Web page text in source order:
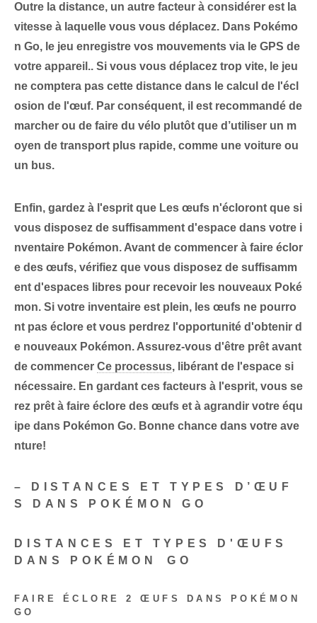
Outre la distance, un autre facteur à considérer est la
vitesse à laquelle vous vous déplacez. Dans Pokémo
n Go, le jeu enregistre vos mouvements via le GPS de
votre appareil.. Si vous vous déplacez trop vite, le jeu
ne comptera pas cette distance dans le calcul de l'écl
osion de l'œuf. Par conséquent, il est ⁣recommandé de
marcher ou de faire du vélo plutôt que d’utiliser un ‌m
oyen‌ de transport plus rapide, comme ⁣une voiture ou
un‍ bus.
Enfin, gardez à l'esprit que Les œufs n'écloront que si
vous disposez de suffisamment d'espace dans votre i
nventaire Pokémon. Avant de commencer à faire éclor
e des œufs, vérifiez que vous disposez de suffisamm
ent d'espaces libres pour recevoir les nouveaux Poké
mon. Si votre inventaire est plein, les œufs ne pourro
nt pas éclore et vous perdrez l'opportunité d'obtenir d
e nouveaux Pokémon. Assurez-vous d'être prêt⁢ avant⁢
de commencer Ce processus, libérant de l'espace si
nécessaire. En gardant ces facteurs à l'esprit, vous se
rez prêt à faire éclore des œufs et à agrandir votre équ
ipe dans Pokémon ⁢Go. Bonne chance dans votre ave
nture!
– DISTANCES ET TYPES D’ŒUF
S DANS POKÉMON GO
DISTANCES ET TYPES D'ŒUFS
DANS POKÉMON ⁢GO
FAIRE ÉCLORE 2 ŒUFS DANS POKÉMON
GO